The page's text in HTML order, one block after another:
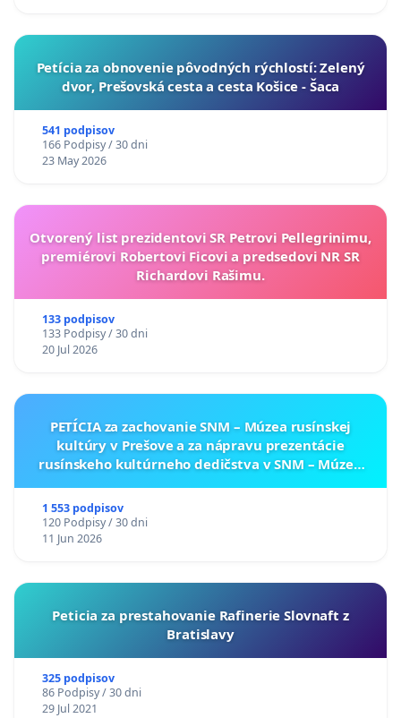
​Petícia za obnovenie pôvodných rýchlostí: Zelený
dvor, Prešovská cesta a cesta Košice - Šaca
541 podpisov
166 Podpisy / 30 dni
23 May 2026
Otvorený list prezidentovi SR Petrovi Pellegrinimu,
premiérovi Robertovi Ficovi a predsedovi NR SR
Richardovi Rašimu.
133 podpisov
133 Podpisy / 30 dni
20 Jul 2026
PETÍCIA za zachovanie SNM – Múzea rusínskej
kultúry v Prešove a za nápravu prezentácie
rusínskeho kultúrneho dedičstva v SNM – Múzeu
1 553 podpisov
120 Podpisy / 30 dni
11 Jun 2026
Peticia za prestahovanie Rafinerie Slovnaft z
Bratislavy
325 podpisov
86 Podpisy / 30 dni
29 Jul 2021